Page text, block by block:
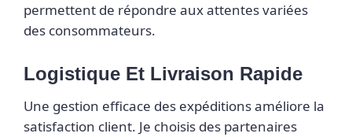
permettent de répondre aux attentes variées
des consommateurs.
Logistique Et Livraison Rapide
Une gestion efficace des expéditions améliore la
satisfaction client. Je choisis des partenaires